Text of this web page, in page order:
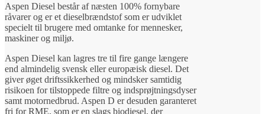
Aspen Diesel består af næsten 100% fornybare
råvarer og er et dieselbrændstof som er udviklet
specielt til brugere med omtanke for mennesker,
maskiner og miljø.
Aspen Diesel kan lagres tre til fire gange længere
end almindelig svensk eller europæisk diesel. Det
giver øget driftssikkerhed og mindsker samtidig
risikoen for tilstoppede filtre og indsprøjtningsdyser
samt motornedbrud. Aspen D er desuden garanteret
fri for RME, som er en slags biodiesel, der